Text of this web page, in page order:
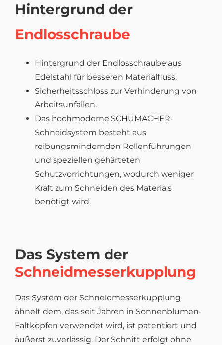
Hintergrund der
Endlosschraube
Hintergrund der Endlosschraube aus
Edelstahl für besseren Materialfluss.
Sicherheitsschloss zur Verhinderung von
Arbeitsunfällen.
Das hochmoderne SCHUMACHER-
Schneidsystem besteht aus
reibungsmindernden Rollenführungen
und speziellen gehärteten
Schutzvorrichtungen, wodurch weniger
Kraft zum Schneiden des Materials
benötigt wird.
Das System der
Schneidmesserkupplung
Das System der Schneidmesserkupplung
ähnelt dem, das seit Jahren in Sonnenblumen-
Faltköpfen verwendet wird, ist patentiert und
äußerst zuverlässig. Der Schnitt erfolgt ohne